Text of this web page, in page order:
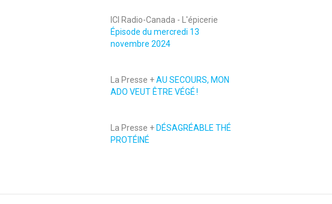
ICI Radio-Canada - L'épicerie
Épisode du mercredi 13
novembre 2024
La Presse +AU SECOURS, MON
ADO VEUT ÊTRE VÉGÉ !
La Presse + DÉSAGRÉABLE THÉ
PROTÉINÉ